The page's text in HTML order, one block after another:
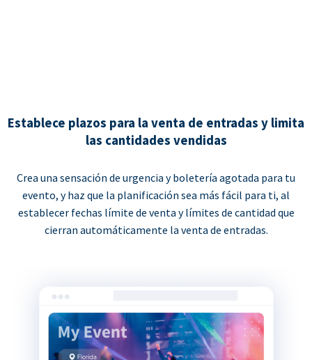
Establece plazos para la venta de entradas y limita
las cantidades vendidas
Crea una sensación de urgencia y boletería agotada para tu
evento, y haz que la planificación sea más fácil para ti, al
establecer fechas límite de venta y límites de cantidad que
cierran automáticamente la venta de entradas.